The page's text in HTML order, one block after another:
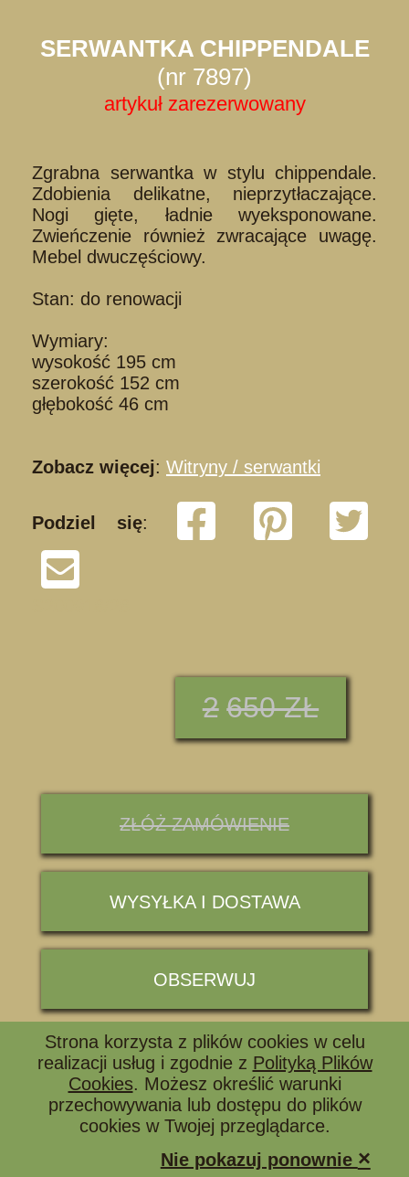
SERWANTKA CHIPPENDALE
(nr 7897)
artykuł zarezerwowany
Zgrabna serwantka w stylu chippendale.
Zdobienia delikatne, nieprzytłaczające.
Nogi gięte, ładnie wyeksponowane.
Zwieńczenie również zwracające uwagę.
Mebel dwuczęściowy.
Stan: do renowacji
Wymiary:
wysokość 195 cm
szerokość 152 cm
głębokość 46 cm
Zobacz więcej: Witryny / serwantki
Podziel się:
2 650 ZŁ
ZŁÓŻ ZAMÓWIENIE
WYSYŁKA I DOSTAWA
OBSERWUJ
📞 ZADZWOŃ I ZAPYTAJ
Strona korzysta z plików cookies w celu
realizacji usług i zgodnie z Polityką Plików
Cookies. Możesz określić warunki
przechowywania lub dostępu do plików
cookies w Twojej przeglądarce.
Nie pokazuj ponownie ×